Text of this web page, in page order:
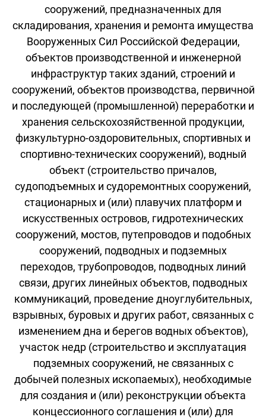
сооружений, предназначенных для
складирования, хранения и ремонта имущества
Вооруженных Сил Российской Федерации,
объектов производственной и инженерной
инфраструктур таких зданий, строений и
сооружений, объектов производства, первичной
и последующей (промышленной) переработки и
хранения сельскохозяйственной продукции,
физкультурно-оздоровительных, спортивных и
спортивно-технических сооружений), водный
объект (строительство причалов,
судоподъемных и судоремонтных сооружений,
стационарных и (или) плавучих платформ и
искусственных островов, гидротехнических
сооружений, мостов, путепроводов и подобных
сооружений, подводных и подземных
переходов, трубопроводов, подводных линий
связи, других линейных объектов, подводных
коммуникаций, проведение дноуглубительных,
взрывных, буровых и других работ, связанных с
изменением дна и берегов водных объектов),
участок недр (строительство и эксплуатация
подземных сооружений, не связанных с
добычей полезных ископаемых), необходимые
для создания и (или) реконструкции объекта
концессионного соглашения и (или) для